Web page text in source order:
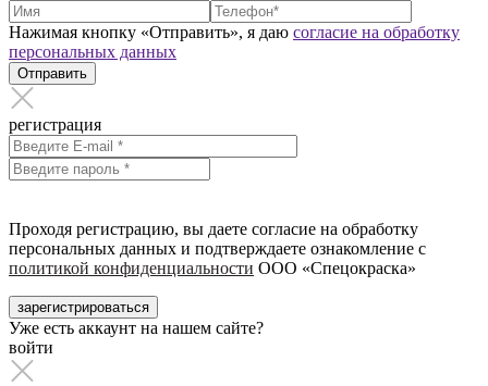
Нажимая кнопку «Отправить», я даю согласие на обработку
персональных данных
Отправить
регистрация
Проходя регистрацию, вы даете согласие на обработку
персональных данных и подтверждаете ознакомление с
политикой конфиденциальности ООО «Спецокраска»
зарегистрироваться
Уже есть аккаунт на нашем сайте?
войти